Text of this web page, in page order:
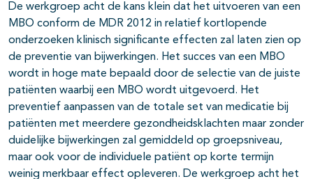
De werkgroep acht de kans klein dat het uitvoeren van een
MBO conform de MDR 2012 in relatief kortlopende
onderzoeken klinisch significante effecten zal laten zien op
de preventie van bijwerkingen. Het succes van een MBO
wordt in hoge mate bepaald door de selectie van de juiste
patiënten waarbij een MBO wordt uitgevoerd. Het
preventief aanpassen van de totale set van medicatie bij
patiënten met meerdere gezondheidsklachten maar zonder
duidelijke bijwerkingen zal gemiddeld op groepsniveau,
maar ook voor de individuele patiënt op korte termijn
weinig merkbaar effect opleveren. De werkgroep acht het